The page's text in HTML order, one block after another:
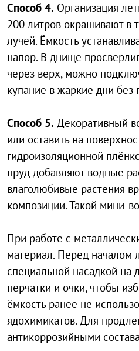
Способ 4. Организация
200 литров окрашивают в
лучей. Ёмкость
напор. В днище
через верх, можно
купание в жаркие дни без
Способ 5. Декоративный
или оставить на
гидроизоляционной
пруд добавляют водные
влаголюбивые растения
композиции. Такой мини-
При работе с
материал. Перед началом
специальной насадкой на
перчатки и очки, чтобы
ёмкость ранее не
ядохимикатов. Для
антикоррозийными